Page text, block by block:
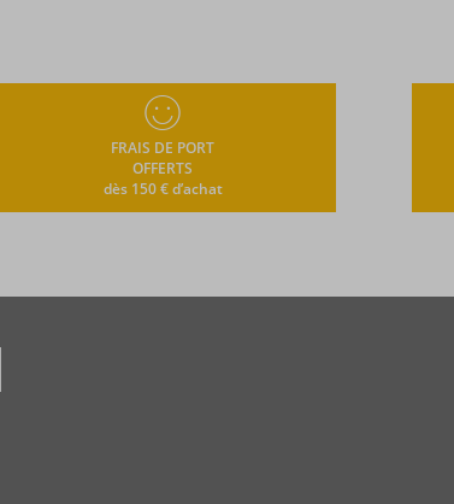
FRAIS DE PORT
OFFERTS
dès 150 € d’achat